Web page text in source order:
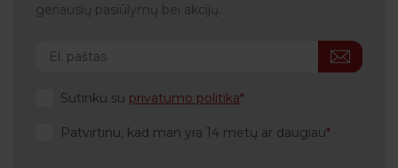
geriausių pasiūlymų bei akcijų.
Sutinku su privatumo politika
Patvirtinu, kad man yra 14 metų ar daugiau